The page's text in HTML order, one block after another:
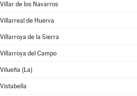
Villar de los Navarros
Villarreal de Huerva
Villarroya de la Sierra
Villarroya del Campo
Vilueña (La)
Vistabella